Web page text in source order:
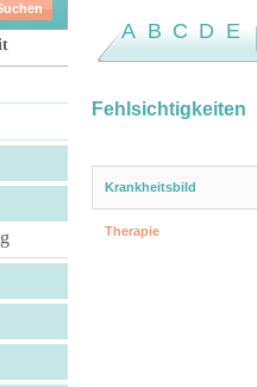
A B C D E
Fehlsichtigkeiten
Krankheitsbild
Therapie